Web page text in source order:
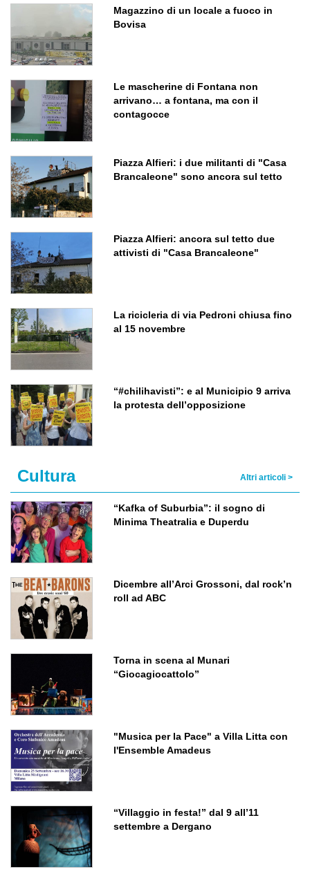
Magazzino di un locale a fuoco in
Bovisa
Le mascherine di Fontana non
arrivano… a fontana, ma con il
contagocce
Piazza Alfieri: i due militanti di "Casa
Brancaleone" sono ancora sul tetto
Piazza Alfieri: ancora sul tetto due
attivisti di "Casa Brancaleone"
La ricicleria di via Pedroni chiusa fino
al 15 novembre
“#chilihavisti”: e al Municipio 9 arriva
la protesta dell’opposizione
Cultura Altri articoli >
“Kafka of Suburbia”: il sogno di
Minima Theatralia e Duperdu
Dicembre all’Arci Grossoni, dal rock’n
roll ad ABC
Torna in scena al Munari
“Giocagiocattolo”
"Musica per la Pace" a Villa Litta con
l'Ensemble Amadeus
“Villaggio in festa!” dal 9 all’11
settembre a Dergano